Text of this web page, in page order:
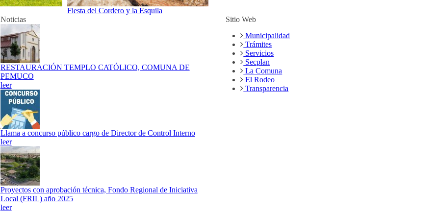
Fiesta del Cordero y la Esquila
Noticias
RESTAURACIÓN TEMPLO CATÓLICO, COMUNA DE
PEMUCO
leer
Llama a concurso público cargo de Director de Control Interno
leer
Proyectos con aprobación técnica, Fondo Regional de Iniciativa
Local (FRIL) año 2025
leer
Sitio Web
Municipalidad
Trámites
Servicios
Secplan
La Comuna
El Rodeo
Transparencia